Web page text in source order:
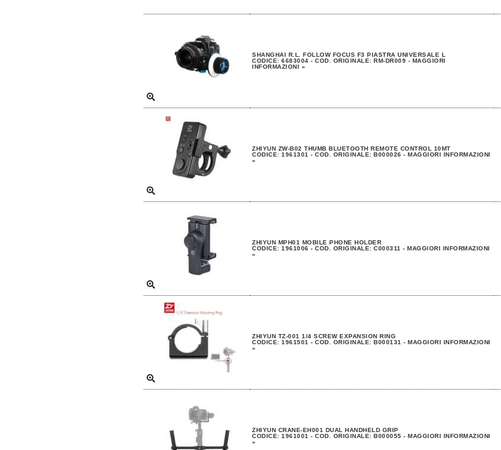
SHANGHAI R.L. FOLLOW FOCUS F3 PIASTRA UNIVERSALE L
CODICE: 6683004 - COD. ORIGINALE: RM-DR009 - MAGGIORI
INFORMAZIONI »
ZHIYUN ZW-B02 THUMB BLUETOOTH REMOTE CONTROL 10MT
CODICE: 1961301 - COD. ORIGINALE: B000026 - MAGGIORI INFORMAZIONI
»
ZHIYUN MPH01 MOBILE PHONE HOLDER
CODICE: 1961006 - COD. ORIGINALE: C000311 - MAGGIORI INFORMAZIONI
»
ZHIYUN TZ-001 1/4 SCREW EXPANSION RING
CODICE: 1961501 - COD. ORIGINALE: B000131 - MAGGIORI INFORMAZIONI
»
ZHIYUN CRANE-EH001 DUAL HANDHELD GRIP
CODICE: 1961001 - COD. ORIGINALE: B000055 - MAGGIORI INFORMAZIONI
»